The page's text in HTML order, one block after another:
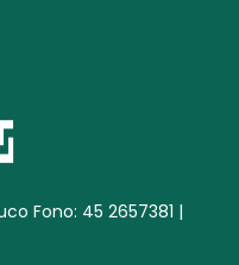
Fono: 45 2657381 |